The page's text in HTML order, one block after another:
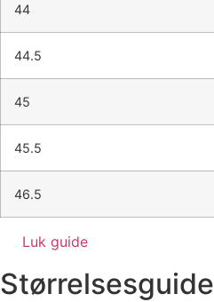
44
44.5
45
45.5
46.5
Luk guide
Størrelsesguide